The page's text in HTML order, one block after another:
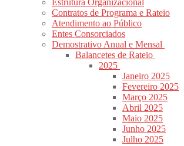
Estrutura Organizacional
Contratos de Programa e Rateio
Atendimento ao Público
Entes Consorciados
Demostrativo Anual e Mensal
Balancetes de Rateio
2025
Janeiro 2025
Fevereiro 2025
Março 2025
Abril 2025
Maio 2025
Junho 2025
Julho 2025